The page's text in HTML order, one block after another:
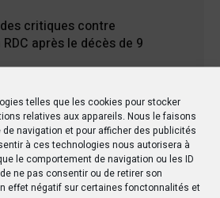
telles que les cookies pour stocker
relatives aux appareils. Nous le faisons
de navigation et pour afficher des publicités
à ces technologies nous autorisera à
le comportement de navigation ou les ID
ne pas consentir ou de retirer son
effet négatif sur certaines fonctonnalités et
critiques contre
après le décès de 9
riche en eaux mais en